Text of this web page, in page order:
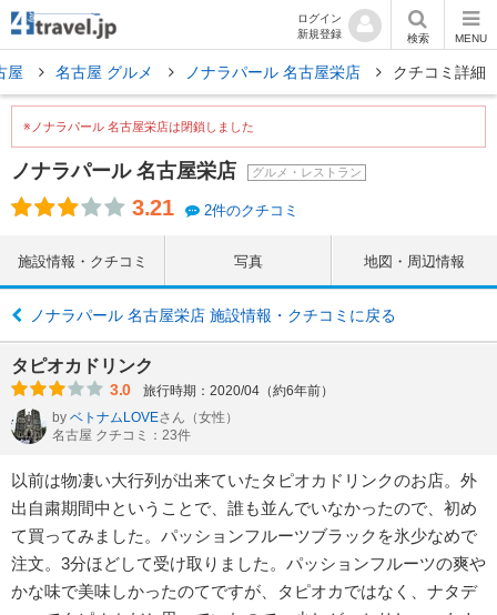
ログイン
新規登録
検索 MENU
屋 名古屋 グルメ ノナラパール 名古屋栄店 クチコミ詳細
※ノナラパール 名古屋栄店は閉鎖しました
ノナラパール 名古屋栄店 グルメ・レストラン
3.21 2件のクチコミ
施設情報・クチコミ 写真 地図・周辺情報
ノナラパール 名古屋栄店 施設情報・クチコミに戻る
タピオカドリンク
3.0
旅行時期：2020/04（約6年前）
by ベトナムLOVEさん （女性）
名古屋 クチコミ：23件
以前は物凄い大行列が出来ていたタピオカドリンクのお店。外
出自粛期間中ということで、誰も並んでいなかったので、初め
て買ってみました。パッションフルーツブラックを氷少なめで
注文。3分ほどして受け取りました。パッションフルーツの爽や
かな味で美味しかったのてですが、タピオカではなく、ナタデ